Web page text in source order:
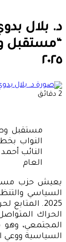
د. بلال
“مستقبل
٢٠٢٥
2 دقائق
مستقبل
النواب
النائب
العام
يعيش حزب
السياسي
2025.
الحراك
المجتمعي، وهو
السياسية ووعي